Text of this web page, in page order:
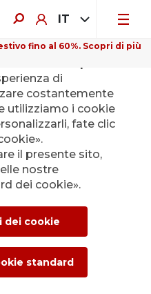
IT
fino al 60%. Scopri di più
di
le
di
costantemente
utilizziamo i cookie
fate clic
il presente sito,
nostre
dei cookie».
dei cookie
standard